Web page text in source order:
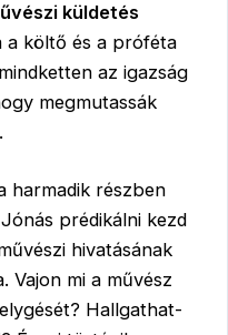
küldetés
a költő és a próféta
az igazság
megmutassák
harmadik részben
prédikálni kezd
hivatásának
Vajon mi a művész
Hallgathat-